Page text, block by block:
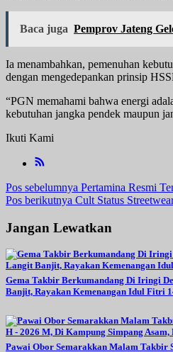
Baca juga Pemprov Jateng
Ia menambahkan, pemenuhan
dengan mengedepankan prinsip
“PGN memahami bahwa energi
kebutuhan jangka pendek maupun
Ikuti Kami
Navigasi
pos
Pos sebelumnya Pertamina Resmi
Pos berikutnya Cult Status
Jangan Lewatkan
Gema Takbir Berkumandang Di Iringi
Banjit, Rayakan Kemenangan Idul Fitri
Pawai Obor Semarakkan Malam